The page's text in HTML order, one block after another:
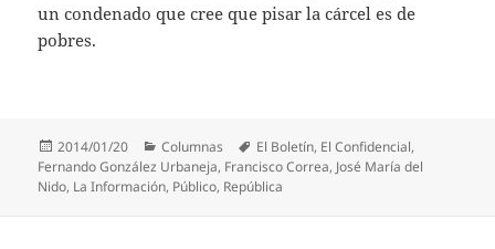
un condenado que cree que pisar la cárcel es de
pobres.
Publicado
el
2014/01/20 Categorías
Columnas Etiquetas
El Boletín, El Confidencial,
Fernando González Urbaneja, Francisco Correa, José María del
Nido, La Información, Público, República